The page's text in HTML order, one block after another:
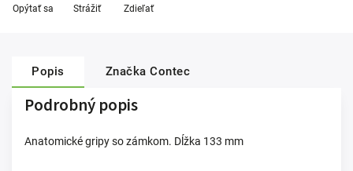
Opýtať sa Strážiť Zdieľať
Popis Značka Contec
Podrobný popis
Anatomické gripy so zámkom. Dĺžka 133 mm